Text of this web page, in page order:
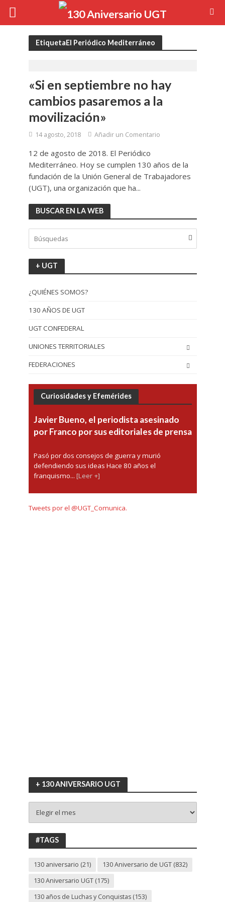
EtiquetaEl Periódico Mediterráneo
«Si en septiembre no hay
cambios pasaremos a la
movilización»
14 agosto, 2018 Añadir un Comentario
12 de agosto de 2018. El Periódico
Mediterráneo. Hoy se cumplen 130 años de la
fundación de la Unión General de Trabajadores
(UGT), una organización que ha...
BUSCAR EN LA WEB
+ UGT
¿QUIÉNES SOMOS?
130 AÑOS DE UGT
UGT CONFEDERAL
UNIONES TERRITORIALES
FEDERACIONES
Curiosidades y Efemérides
Javier Bueno, el periodista asesinado
por Franco por sus editoriales de prensa
Pasó por dos consejos de guerra y murió
defendiendo sus ideas Hace 80 años el
franquismo... [Leer +]
Tweets por el @UGT_Comunica.
+ 130 ANIVERSARIO UGT
130
ANIVERSARIO
UGT
#TAGS
130 aniversario (21) 130 Aniversario de UGT(832)
130 Aniversario UGT(175)
130 años de Luchas y Conquistas(153)